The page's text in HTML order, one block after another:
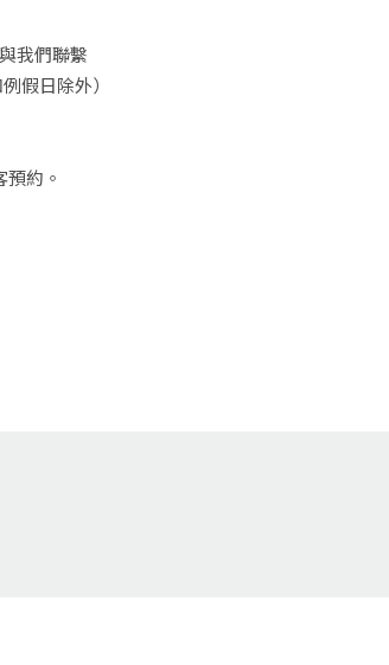
與我們聯繫
假日除外）
約。